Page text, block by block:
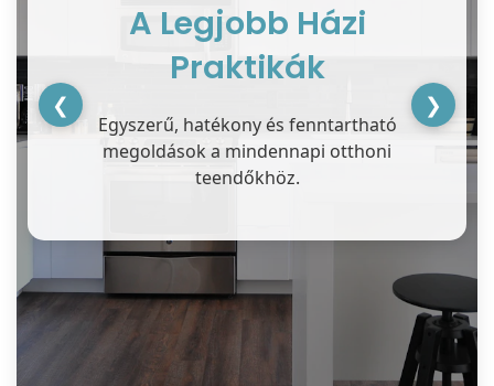
A Legjobb Házi
Praktikák
Egyszerű, hatékony és fenntartható
megoldások a mindennapi otthoni
teendőkhöz.
❮ ❯